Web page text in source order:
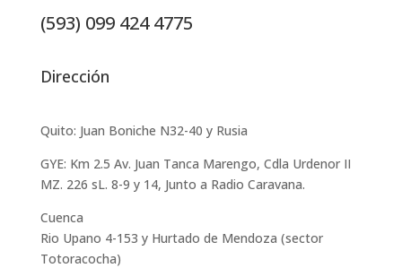
(593) 099 424 4775‬
Dirección
Quito: Juan Boniche N32-40 y Rusia
GYE: Km 2.5 Av. Juan Tanca Marengo, Cdla Urdenor II
MZ. 226 sL. 8-9 y 14, Junto a Radio Caravana.
Cuenca
Rio Upano 4-153 y Hurtado de Mendoza (sector
Totoracocha)